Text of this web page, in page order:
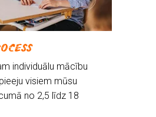
individuālu mācību
visiem mūsu
no 2,5 līdz 18